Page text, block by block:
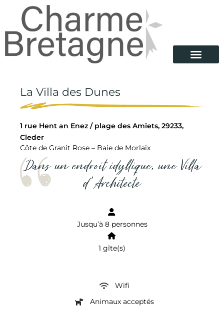
La Villa des Dunes
1 rue Hent an Enez / plage des Amiets, 29233,
Cleder
Côte de Granit Rose – Baie de Morlaix
Dans un endroit idyllique, une Villa
d'Architecte
Jusqu’à 8 personnes
1 gîte(s)
Wifi
Animaux acceptés